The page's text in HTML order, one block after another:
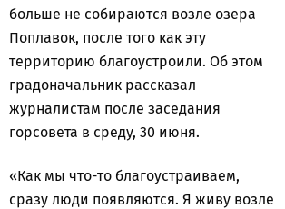
больше не собираются возле озера
Поплавок, после того как эту
территорию благоустроили. Об этом
градоначальник рассказал
журналистам после заседания
горсовета в среду, 30 июня.
«Как мы что-то благоустраиваем,
сразу люди появляются. Я живу возле